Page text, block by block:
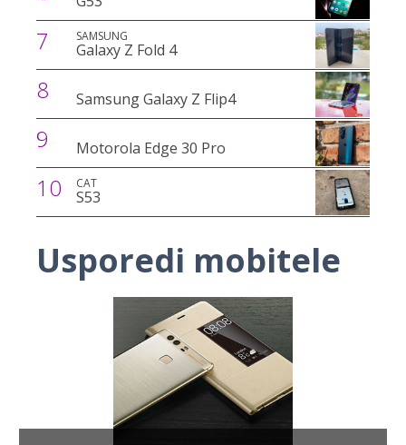
7 SAMSUNG
Galaxy Z Fold 4
8 Samsung Galaxy Z Flip4
9 Motorola Edge 30 Pro
10 CAT
S53
Usporedi mobitele